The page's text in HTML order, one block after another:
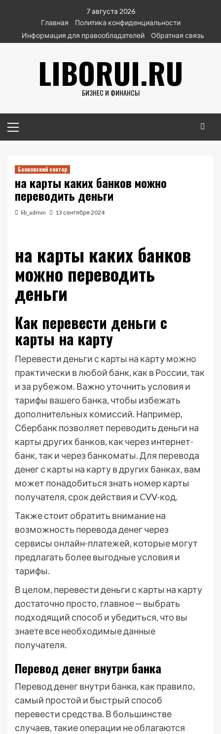
содержимому
7 августа 2026
Главная
Политика конфиденциальности
Информация для правообладателей
Обратная связь
LIBORUI.RU
БИЗНЕС И ФИНАНСЫ
меню
Банковский сектор
на карты каких банков можно
переводить деньги
lib_admin 13 сентября 2024
на карты каких банков
можно переводить
деньги
Как перевести деньги с
карты на карту
Перевести деньги с карты на карту можно
практически в любой банк, как в России, так
и за рубежом. Важно уточнить условия и
тарифы вашего банка, чтобы избежать
дополнительных комиссий. Например,
Сбербанк позволяет переводить деньги на
карты других банков, как через интернет-
банк, так и через банкоматы. Для перевода
денег с карты на карту в других банках, вам
может понадобиться знать номер карты
получателя, срок действия и CVV-код.
Также стоит обратить внимание на
возможность перевода денег через
сервисы онлайн-платежей, которые могут
предлагать более выгодные условия и
тарифы.
В целом, перевести деньги с карты на карту
достаточно просто, главное ‒ выбрать
подходящий способ и убедиться, что вы
знаете все необходимые данные
получателя.
Перевод денег внутри банка
Перевод денег внутри банка, как правило,
самый простой и быстрый способ
перевести средства. В большинстве
случаев, такие операции не облагаются